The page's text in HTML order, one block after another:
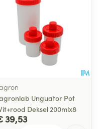
Unguator Pot
Deksel 200mlx8
39,53